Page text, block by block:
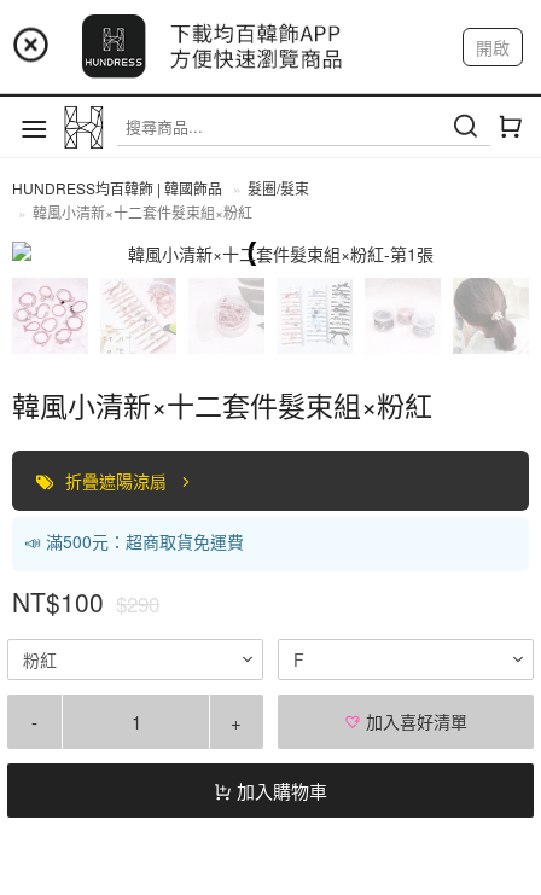
📢 市集預告：9/4-9/6 淡水捷運站
📢 市集預告：9/12-9/13 八里海巡基地
📢 市集預告：8/22-8/23 桃園青埔置地廣場
開啟
註冊 我的帳戶
HUNDRESS均百韓飾 | 韓國飾品
髮圈/髮束
韓風小清新×十二套件髮束組×粉紅
髮圈/髮束
韓風小清新×十二套件髮束組×粉紅
折疊遮陽涼扇
📣 滿500元：超商取貨免運費
NT$100 $290
粉紅 F
- + 加入喜好清單
加入購物車